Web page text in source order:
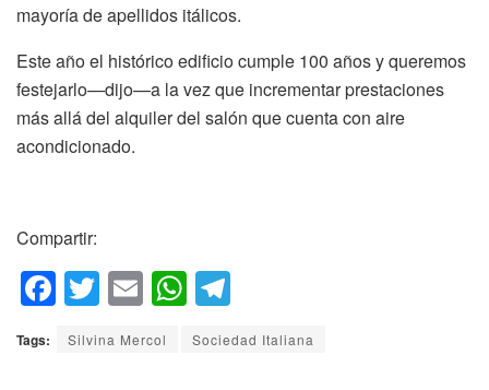
mayoría de apellidos itálicos.
Este año el histórico edificio cumple 100 años y queremos
festejarlo—dijo—a la vez que incrementar prestaciones
más allá del alquiler del salón que cuenta con aire
acondicionado.
Compartir:
F
a
c
T
wi
tt
E
m
ail
W
h
at
el
e
Tags: Silvina Mercol Sociedad Italiana